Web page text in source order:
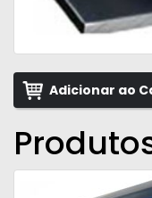
Adicionar ao